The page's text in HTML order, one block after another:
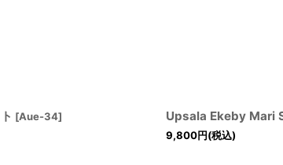
[Aue-34]
Upsala Ekeby Mari
9,800円(税込)